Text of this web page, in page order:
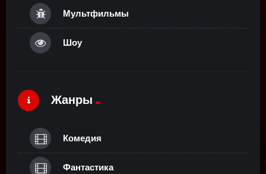
Мультфильмы
Шоу
Жанры
Комедия
Фантастика